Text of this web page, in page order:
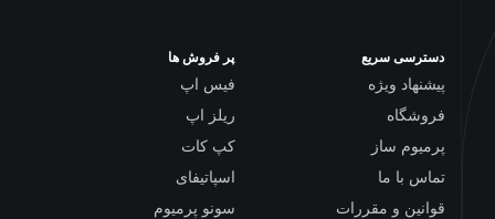
دسترسی سریع
پیشنهاد ویژه
فروشگاه
پرمیوم ساز
تماس با ما
قوانین و مقررات
پر فروش ها
فیس اپ
ریلز اپ
کپ کات
اسپاتیفای
سونو پرمیوم